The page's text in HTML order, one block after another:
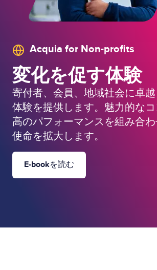
ImageAcquia for Non-profits
変化を促す体験
寄付者、会員、地域社会に卓
体験を提供します。魅力的な
高のパフォーマンスを組み合わ
使命を拡大します。
E-bookを読む